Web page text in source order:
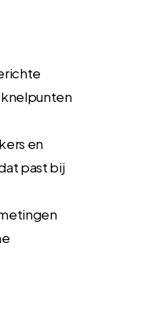
knelpunten
en
past bij